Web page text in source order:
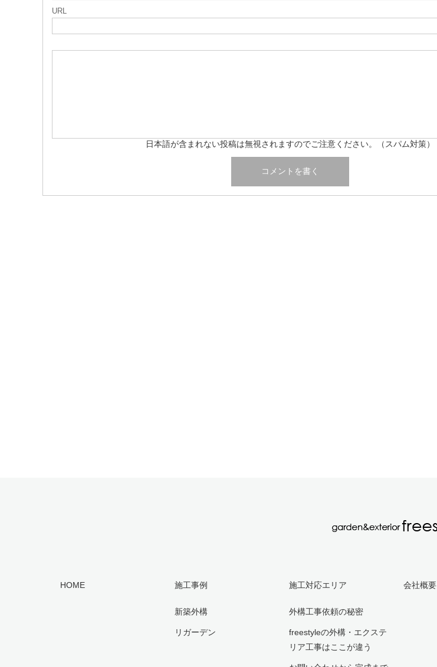
URL
日本語が含まれない投稿は無視されますのでご注意ください。（スパム対策）
HOME 施工事例
新築外構
リガーデン
施工対応エリア
外構工事依頼の秘密
freestyleの外構・エクステ
リア工事はここが違う
会社概要